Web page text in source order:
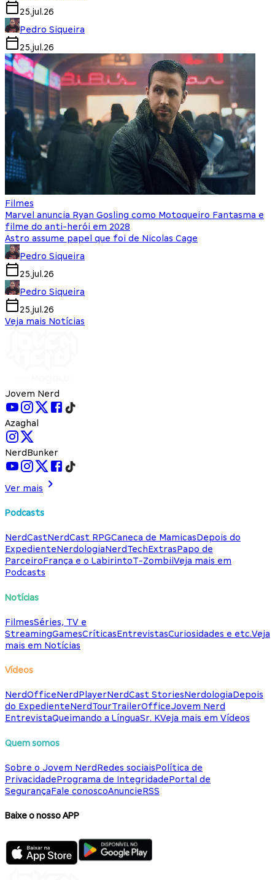
25.jul.26
Pedro Siqueira
25.jul.26
Filmes
Marvel anuncia Ryan Gosling como Motoqueiro Fantasma e
filme do anti-herói em 2028
Astro assume papel que foi de Nicolas Cage
Pedro Siqueira
25.jul.26
Pedro Siqueira
25.jul.26
Veja mais Notícias
Jovem Nerd
Azaghal
NerdBunker
Ver mais
Podcasts
NerdCastNerdCast RPGCaneca de MamicasDepois do
ExpedienteNerdologiaNerdTechExtrasPapo de
ParceiroFrança e o LabirintoT-ZombiiVeja mais em
Podcasts
Notícias
FilmesSéries, TV e
StreamingGamesCríticasEntrevistasCuriosidades e etc.Veja
mais em Notícias
Vídeos
NerdOfficeNerdPlayerNerdCast StoriesNerdologiaDepois
do ExpedienteNerdTourTrailerOfficeJovem Nerd
EntrevistaQueimando a LínguaSr. KVeja mais em Vídeos
Quem somos
Sobre o Jovem NerdRedes sociaisPolítica de
PrivacidadePrograma de IntegridadePortal de
SegurançaFale conoscoAnuncieRSS
Baixe o nosso APP